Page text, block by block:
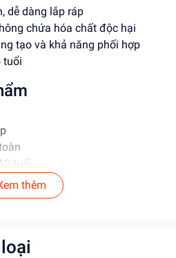
dễ dàng lắp ráp
chứa hóa chất độc hại
tạo và khả năng phối hợp
tuổi
tuổi
để đảm bảo an toàn
thêm